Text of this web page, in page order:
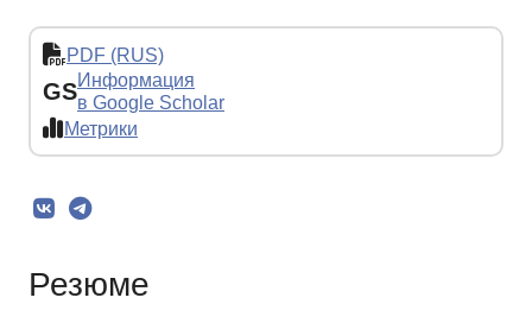
PDF (RUS)
GSИнформация
в Google Scholar
Метрики
Резюме